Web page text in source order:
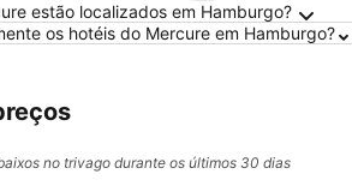
sobre Hamburgo
estão localizados em Hamburgo?
os hotéis do Mercure em Hamburgo?
no trivago durante os últimos 30 dias